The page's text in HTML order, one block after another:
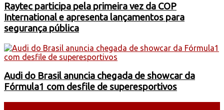
Raytec participa pela primeira vez da COP
International e apresenta lançamentos para
segurança pública
Audi do Brasil anuncia chegada de showcar da
Fórmula1 com desfile de superesportivos